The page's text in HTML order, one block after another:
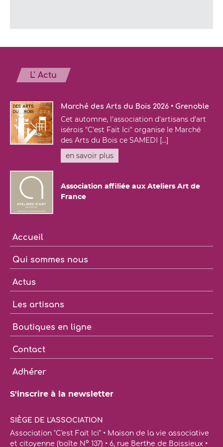
Accueil
Qui sommes nous
Actus
Les artisans
Boutiques en ligne
Contact
Adhérer
S'inscrire à la newsletter
L' Actu
Marché des Arts du Bois 2026 • Grenoble
Cet automne, l'association d'artisans d'art
isérois "C'est Fait Ici" organise le Marché
des Arts du Bois ce SAMEDI [...]
en savoir plus
Association affiliée aux Ateliers Art de
France
SIÈGE DE L'ASSOCIATION
Association "C'est Fait Ici" • Maison de la vie associative
et citoyenne (boîte N° 137) • 6, rue Berthe de Boissieux •